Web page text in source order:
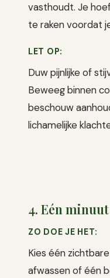
vasthoudt. Je
te raken voordat
LET OP:
Duw pijnlijke of
Beweeg binnen
beschouw
lichamelijke
4. Eén
ZO DOE JE HET:
Kies één
afwassen of één